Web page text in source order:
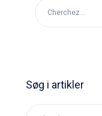
Søg i artikler